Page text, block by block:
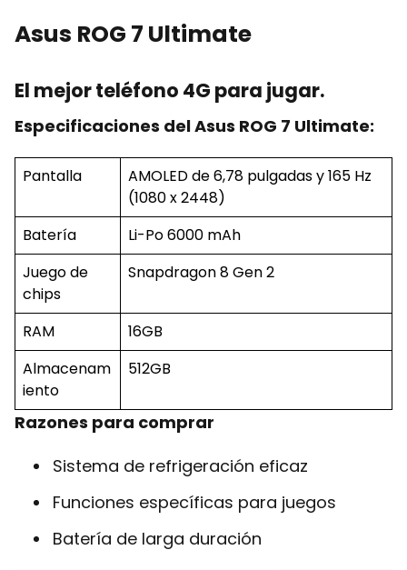
Asus ROG 7 Ultimate
El mejor teléfono 4G para jugar.
Especificaciones del Asus ROG 7 Ultimate:
Pantalla
AMOLED de 6,78 pulgadas y 165 Hz
(1080 x 2448)
Batería
Li-Po 6000 mAh
Juego de
chips
Snapdragon 8 Gen 2
RAM
16GB
Almacenam
iento
512GB
Razones para comprar
Sistema de refrigeración eficaz
Funciones específicas para juegos
Batería de larga duración